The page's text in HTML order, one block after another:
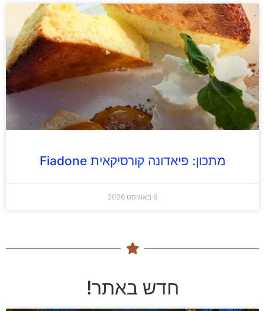
מתכון: פיאדונה קורסיקאית Fiadone
6 באוגוסט 2026
חדש באתר!